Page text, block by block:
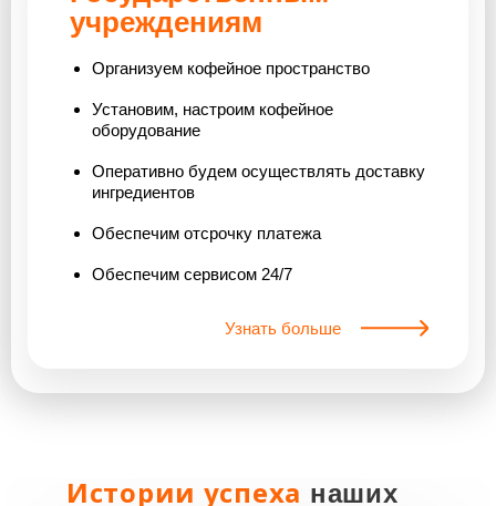
учреждениям
Организуем кофейное пространство
Установим, настроим кофейное
оборудование
Оперативно будем осуществлять доставку
ингредиентов
Обеспечим отсрочку платежа
Обеспечим сервисом 24/7
Узнать больше
Истории успеха наших